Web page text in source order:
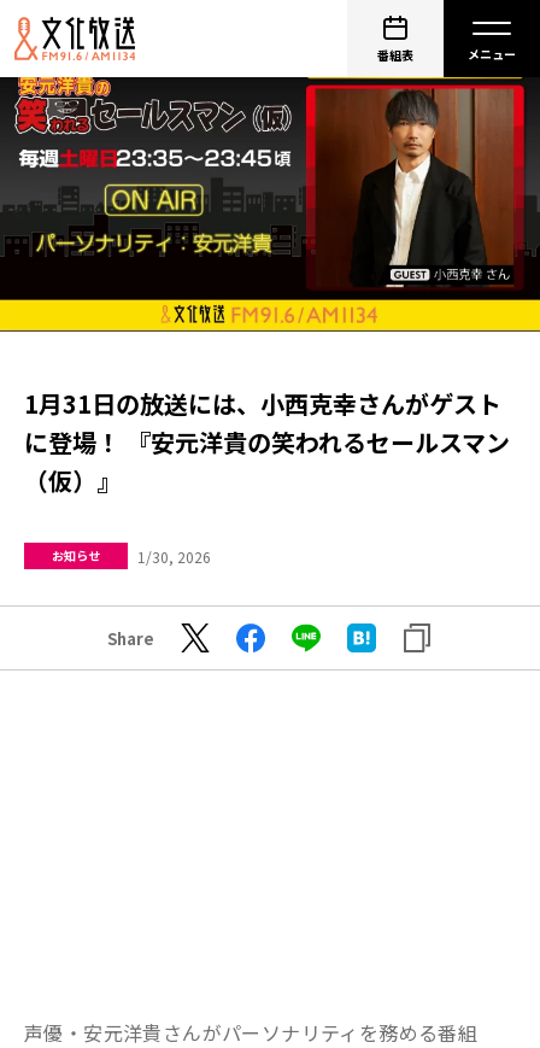
番組表
1月31日の放送には、小西克幸さんがゲスト
に登場！ 『安元洋貴の笑われるセールスマン
（仮）』
お知らせ 1/30, 2026
Share
声優・安元洋貴さんがパーソナリティを務める番組